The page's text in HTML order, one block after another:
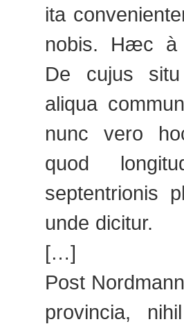
ita
nobis. Hæc à
De cujus
aliqua
nunc vero
quod
septentrionis
unde dicitur.
[…]
Post
provincia,